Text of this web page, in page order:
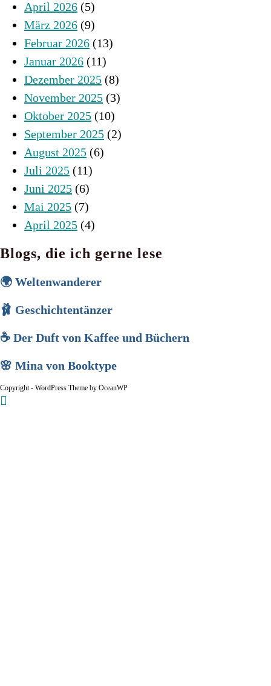
April 2026 (5)
März 2026 (9)
Februar 2026 (13)
Januar 2026 (11)
Dezember 2025 (8)
November 2025 (3)
Oktober 2025 (10)
September 2025 (2)
August 2025 (6)
Juli 2025 (11)
Juni 2025 (6)
Mai 2025 (7)
April 2025 (4)
Blogs, die ich gerne lese
🌍 Weltenwanderer
🩰 Geschichtentänzer
☕ Der Duft von Kaffee und Büchern
🌸 Mina von Booktype
Copyright - WordPress Theme by OceanWP